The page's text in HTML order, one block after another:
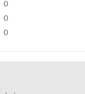
0
0
0